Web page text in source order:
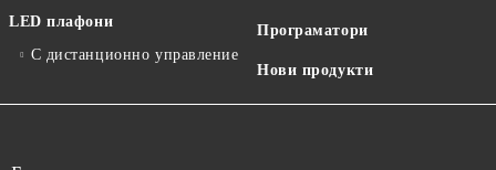
LED плафони
С дистанционно управление
Програматори
Нови продукти